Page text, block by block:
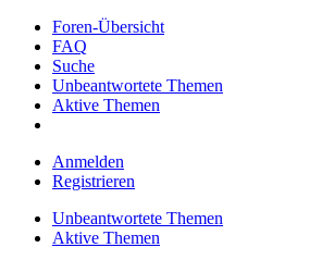
Foren-Übersicht
FAQ
Suche
Unbeantwortete Themen
Aktive Themen
Anmelden
Registrieren
Unbeantwortete Themen
Aktive Themen